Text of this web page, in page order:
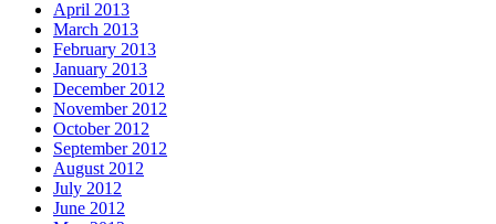
April 2013
March 2013
February 2013
January 2013
December 2012
November 2012
October 2012
September 2012
August 2012
July 2012
June 2012